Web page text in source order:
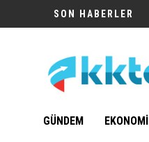
SON HABERLER
GÜNDEM EKONOMİ